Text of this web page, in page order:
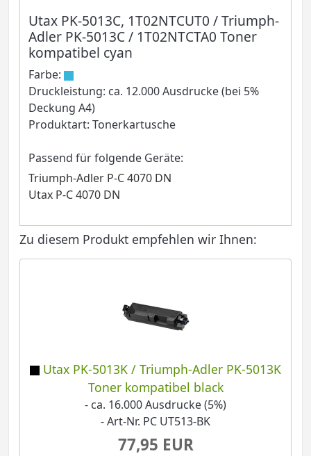
Utax PK-5013C, 1T02NTCUT0 / Triumph-
Adler PK-5013C / 1T02NTCTA0 Toner
kompatibel cyan
Farbe:
Druckleistung: ca. 12.000 Ausdrucke (bei 5%
Deckung A4)
Produktart: Tonerkartusche
Passend für folgende Geräte:
Triumph-Adler P-C 4070 DN
Utax P-C 4070 DN
Zu diesem Produkt empfehlen wir Ihnen:
Utax PK-5013K / Triumph-Adler PK-5013K
Toner kompatibel black
- ca. 16.000 Ausdrucke (5%)
- Art-Nr. PC UT513-BK
77,95 EUR